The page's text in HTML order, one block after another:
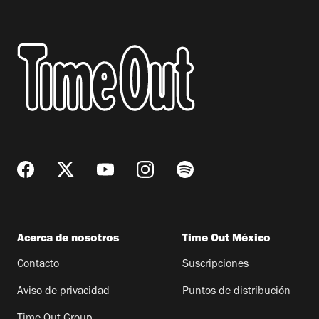
Acerca de nosotros
Contacto
Aviso de privacidad
Time Out México
Suscripciones
Puntos de distribución